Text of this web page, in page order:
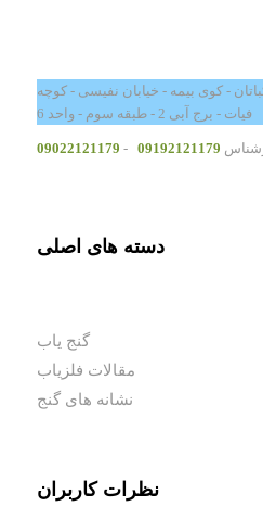
- کوی بیمه - خیابان نفیسی - کوچه
فیات - برج آبی 2 - طبقه سوم - واحد 6
09192121179
-
09022121179
دسته های اصلی
گنج یاب
مقالات فلزیاب
نشانه های گنج
نظرات کاربران